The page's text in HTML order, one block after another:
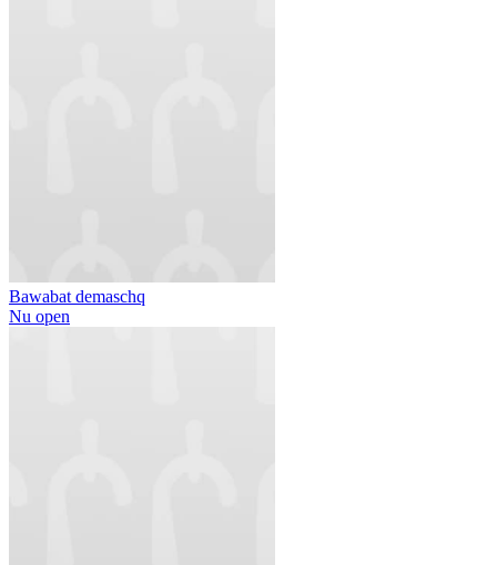
Bawabat demaschq
Nu open